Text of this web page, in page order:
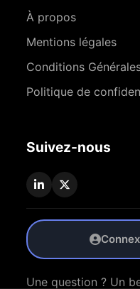
À propos
Mentions légales
Conditions
Politique de
Suivez-nous
Une question ? Un